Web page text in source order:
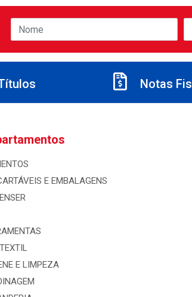
Notas
E EMBALAGENS
E LIMPEZA